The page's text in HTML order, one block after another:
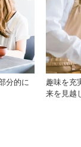
分的に
趣味を充
来を見越